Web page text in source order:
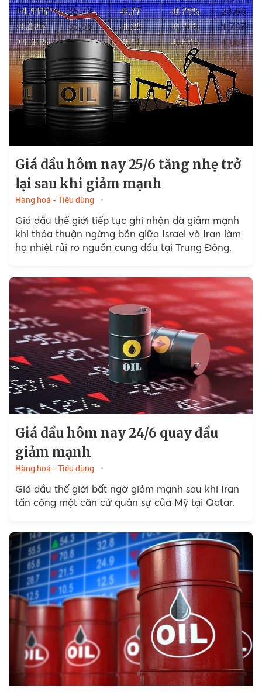
Giá dầu hôm nay 25/6 tăng nhẹ trở
lại sau khi giảm mạnh
Hàng hoá - Tiêu dùng
Giá dầu thế giới tiếp tục ghi nhận đà giảm mạnh
khi thỏa thuận ngừng bắn giữa Israel và Iran làm
hạ nhiệt rủi ro nguồn cung dầu tại Trung Đông.
Giá dầu hôm nay 24/6 quay đầu
giảm mạnh
Hàng hoá - Tiêu dùng
Giá dầu thế giới bất ngờ giảm mạnh sau khi Iran
tấn công một căn cứ quân sự của Mỹ tại Qatar.